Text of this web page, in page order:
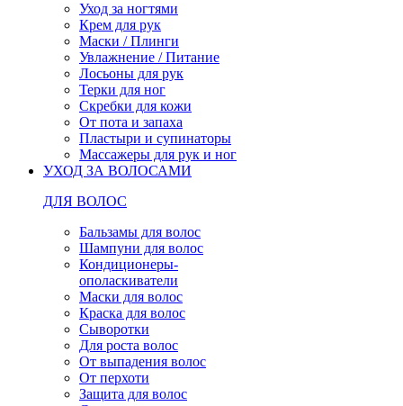
Уход за ногтями
Крем для рук
Маски / Плинги
Увлажнение / Питание
Лосьоны для рук
Терки для ног
Скребки для кожи
От пота и запаха
Пластыри и супинаторы
Массажеры для рук и ног
УХОД ЗА ВОЛОСАМИ
ДЛЯ ВОЛОС
Бальзамы для волос
Шампуни для волос
Кондиционеры-
ополаскиватели
Маски для волос
Краска для волос
Сыворотки
Для роста волос
От выпадения волос
От перхоти
Защита для волос